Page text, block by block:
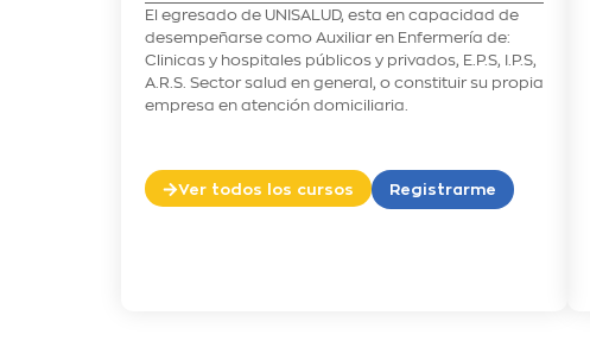
El egresado de UNISALUD, esta en capacidad de
desempeñarse como Auxiliar en Enfermería de:
Clinicas y hospitales públicos y privados, E.P.S, I.P.S,
A.R.S. Sector salud en general, o constituir su propia
empresa en atención domiciliaria.
Ver todos los cursos Registrarme